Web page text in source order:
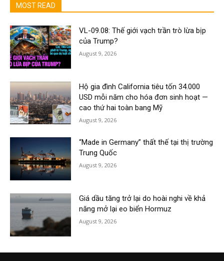
MOST READ
VL-09.08: Thế giới vạch trần trò lừa bịp
của Trump?
August 9, 2026
Hộ gia đình California tiêu tốn 34.000
USD mỗi năm cho hóa đơn sinh hoạt —
cao thứ hai toàn bang Mỹ
August 9, 2026
“Made in Germany” thất thế tại thị trường
Trung Quốc
August 9, 2026
Giá dầu tăng trở lại do hoài nghi về khả
năng mở lại eo biển Hormuz
August 9, 2026